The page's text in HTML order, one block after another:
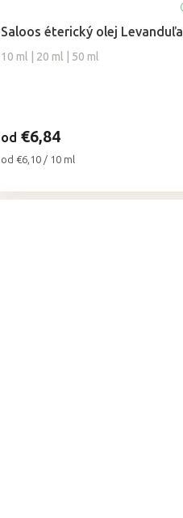
Saloos éterický olej Levanduľa
10 ml | 20 ml | 50 ml
hodnotenie
produktu
je
od €6,84
Jednotková
od €6,10 / 10 ml